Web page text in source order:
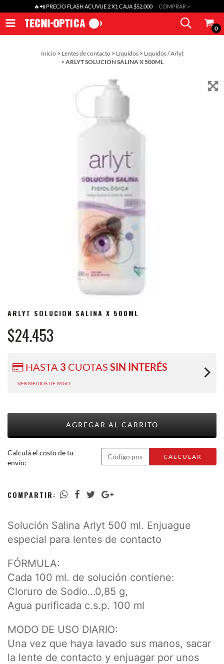
🔥📲 PRECIO FLASH ACUVUE 2 X1 CAJA $52.000 COMPRAR >
0
Inicio > Lentes de contacto > Líquidos > Líquidos / Arlyt
> ARLYT SOLUCION SALINA X 500ML
ARLYT SOLUCION SALINA X 500ML
$24.453
HASTA 3 CUOTAS SIN INTERÉS
VER MEDIOS DE PAGO
Calculá el costo de tu
envío:
CALCULAR
COMPARTIR:
Solución Salina Arlyt 500 ml. Enjuague
especial para lentes de contacto
FÓRMULA:
Cada 100 ml. de solución contiene:
Cloruro de Sodio…0,85 g,
Agua purificada c.s.p. 100 ml
MODO DE USO DIARIO:
Una vez que haya lavado sus manos, sacar
la lente de contacto y enjuagar por unos